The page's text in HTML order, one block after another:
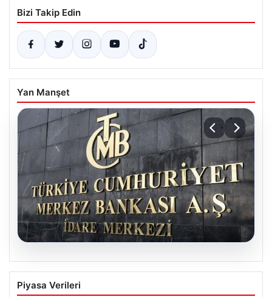
Bizi Takip Edin
Yan Manşet
Merkez Bankası faiz kararı ne zaman?
Ekonomistlerin nisan ayı faiz beklentisi
Piyasa Verileri